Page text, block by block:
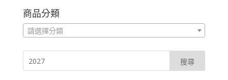
商品分類
請選擇分類